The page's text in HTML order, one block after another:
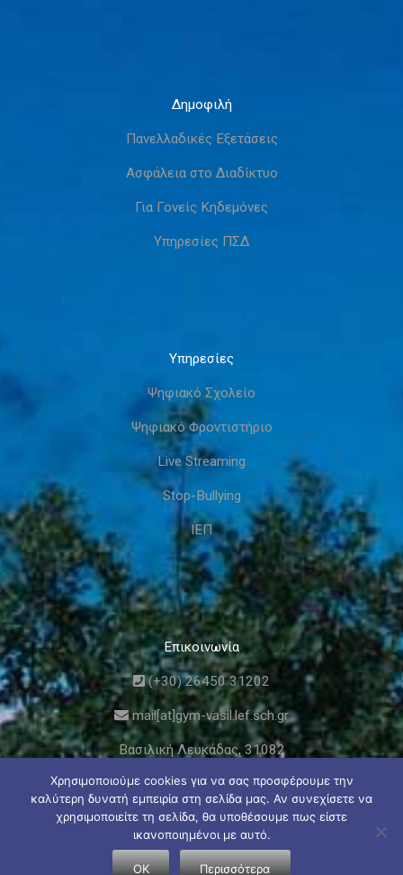
Δημοφιλή
Πανελλαδικές Εξετάσεις
Ασφάλεια στο Διαδίκτυο
Για Γονείς Κηδεμόνες
Υπηρεσίες ΠΣΔ
Υπηρεσίες
Ψηφιακό Σχολείο
Ψηφιακό Φροντιστήριο
Live Streaming
Stop-Bullying
ΙΕΠ
Επικοινωνία
(+30) 26450 31202
mail[at]gym-vasil.lef.sch.gr
Βασιλική Λευκάδας, 31082
© Γυμνάσιο και Λυκειακές Τάξεις Βασιλικής Λευκάδας
Χρησιμοποιούμε cookies για να σας προσφέρουμε την
καλύτερη δυνατή εμπειρία στη σελίδα μας. Αν συνεχίσετε να
χρησιμοποιείτε τη σελίδα, θα υποθέσουμε πως είστε
ικανοποιημένοι με αυτό.
OK Περισσότερα